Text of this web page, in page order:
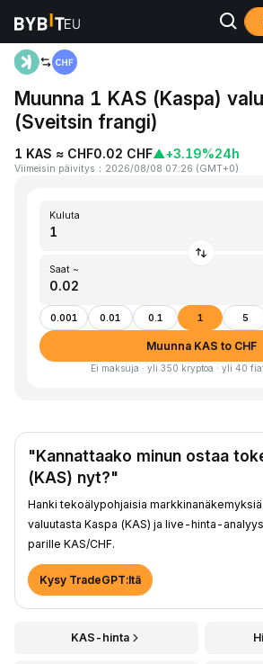
Koti KAS to CHF
Muunna 1 KAS (Kaspa)
(Sveitsin frangi)
1 KAS ≈ CHF0.02 CHF▲+3.19%24h
Viimeisin päivitys ： 2026/08/08 07:26 (GMT+0)
Kuluta
Saat ~
0.001 0.01 0.1 1 5
Muunna KAS to CHF
Ei maksuja · yli 350 kryptoa · yli 40
"Kannattaako minun ostaa
(KAS) nyt?"
Hanki tekoälypohjaisia markkinanäkemyksiä
valuutasta Kaspa (KAS) ja live-hinta-
parille KAS/CHF.
Kysy TradeGPT:ltä
KAS-hinta